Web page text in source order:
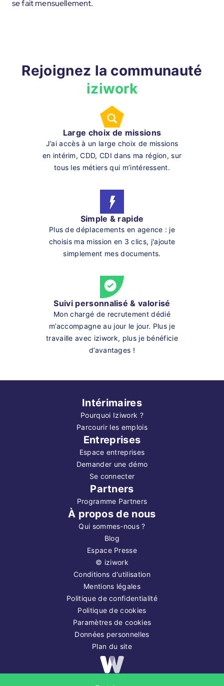
se fait mensuellement.
Rejoignez la communauté
iziwork
Large choix de missions
J’ai accès à un large choix de missions
en intérim, CDD, CDI dans ma région, sur
tous les métiers qui m’intéressent.
Simple & rapide
Plus de déplacements en agence : je
choisis ma mission en 3 clics, j'ajoute
simplement mes documents.
Suivi personnalisé & valorisé
Mon chargé de recrutement dédié
m’accompagne au jour le jour. Plus je
travaille avec iziwork, plus je bénéficie
d’avantages !
Intérimaires
Pourquoi Iziwork ?
Parcourir les emplois
Entreprises
Espace entreprises
Demander une démo
Se connecter
Partners
Programme Partners
À propos de nous
Qui sommes-nous ?
Blog
Espace Presse
© iziwork
Conditions d'utilisation
Mentions légales
Politique de confidentialité
Politique de cookies
Paramètres de cookies
Données personnelles
Plan du site